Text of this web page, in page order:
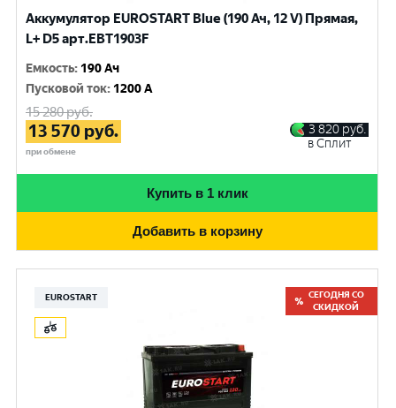
Аккумулятор EUROSTART Blue (190 Ач, 12 V) Прямая,
L+ D5 арт.EBT1903F
Емкость: 190 Ач
Пусковой ток: 1200 A
15 280руб.
13 570 руб.
при обмене
3 820 руб.
в Сплит
Купить в 1 клик
Добавить в корзину
EUROSTART
СЕГОДНЯ СО
СКИДКОЙ